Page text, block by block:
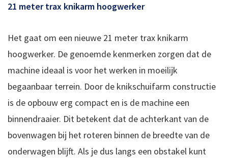
21 meter trax knikarm hoogwerker
Het gaat om een nieuwe 21 meter trax knikarm
hoogwerker. De genoemde kenmerken zorgen dat de
machine ideaal is voor het werken in moeilijk
begaanbaar terrein. Door de knikschuifarm constructie
is de opbouw erg compact en is de machine een
binnendraaier. Dit betekent dat de achterkant van de
bovenwagen bij het roteren binnen de breedte van de
onderwagen blijft. Als je dus langs een obstakel kunt